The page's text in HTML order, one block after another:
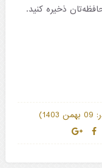
ذخیره کنید.
)